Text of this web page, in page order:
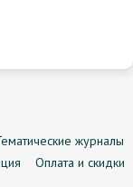
журналы
Оплата и скидки